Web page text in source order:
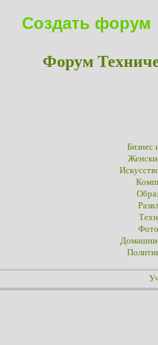
Создать форум
Форум
Бизнес